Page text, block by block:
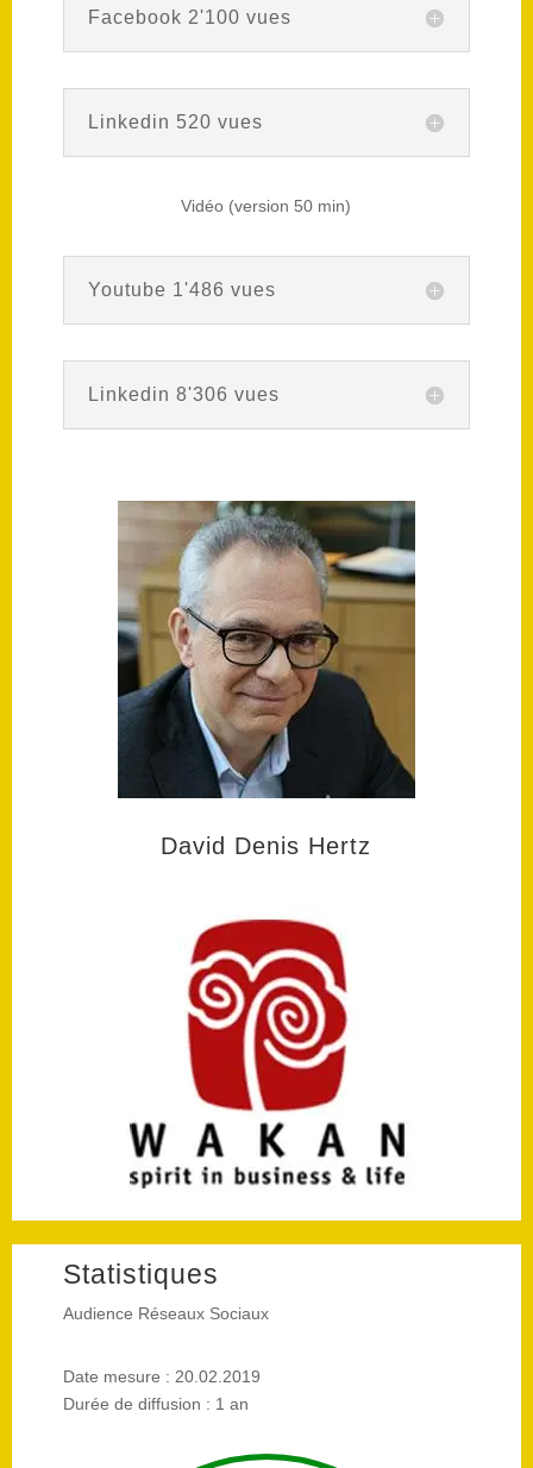
Facebook 2'100 vues
Linkedin 520 vues
Vidéo (version 50 min)
Youtube 1'486 vues
Linkedin 8'306 vues
David Denis Hertz
Statistiques
Audience Réseaux Sociaux
Date mesure : 20.02.2019
Durée de diffusion : 1 an